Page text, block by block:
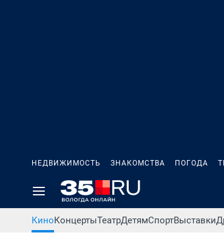
НЕДВИЖИМОСТЬ ЗНАКОМСТВА ПОГОДА
КиноКонцертыТеатрДетямСпортВыставки